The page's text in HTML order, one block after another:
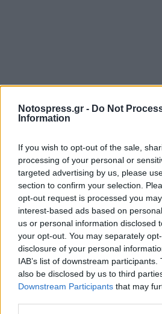
Notospress.gr - Do Not
Information
If you wish to opt-out of the sale,
processing of your personal or
targeted advertising by us, please
section to confirm your selection.
opt-out request is processed you
interest-based ads based on
us or personal information disclosed
your opt-out. You may separately
disclosure of your personal
IAB’s list of downstream
also be disclosed by us to third
Downstream Participants that may
Η Κυβέρνηση με σοβαρότητα
τονίσει επανειλημμένως, να
στη λήψη μέτρων για την
διέξοδος από την κρίση.
Την περίοδο που οι τιμές των
συνεχώς αυξάνουν και τα
οικοδομής μάλλον έχουν
περίοδο που η ύφεση στον
διαρκώς βαθαίνει, και η